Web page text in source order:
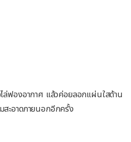
ล่ฟองอากาศ แล้วค่อยลอกแผ่นใสด้าน
สะอาดภายนอกอีกครั้ง